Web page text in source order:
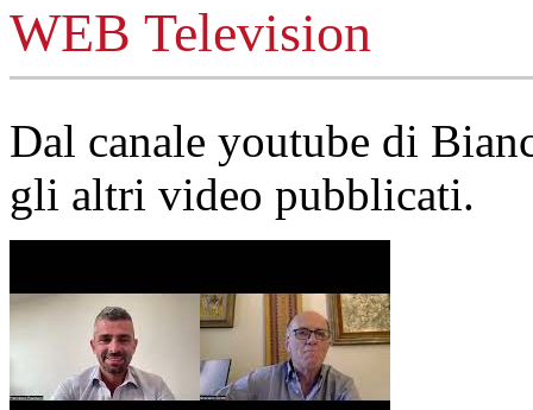
WEB Television
Dal canale youtube di
gli altri video pubblicati.